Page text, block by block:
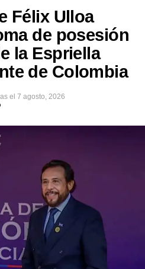
difundida por la institución
desaparecido desde el día
y recuperado, el cuerpo fue
correspondientes para los
Félix Ulloa
de posesión
la Espriella
de Colombia
el 7 agosto, 2026